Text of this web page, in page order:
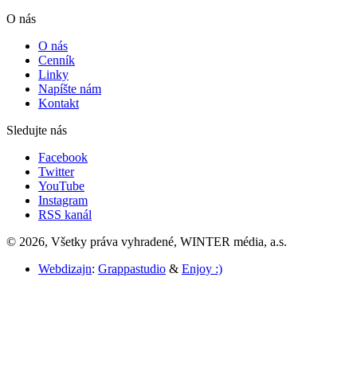
O nás
O nás
Cenník
Linky
Napíšte nám
Kontakt
Sledujte nás
Facebook
Twitter
YouTube
Instagram
RSS kanál
© 2026, Všetky práva vyhradené, WINTER média, a.s.
Webdizajn: Grappastudio & Enjoy :)